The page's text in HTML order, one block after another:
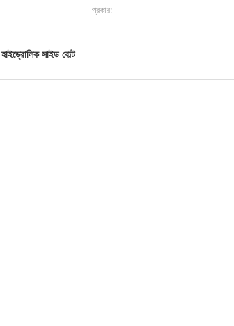
প্রকার:
হাইড্রোলিক সাইড বোল্ট